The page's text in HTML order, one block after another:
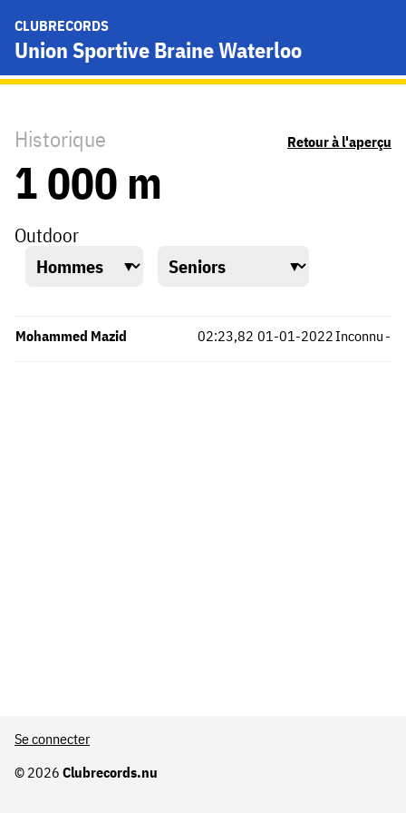
CLUBRECORDS
Union Sportive Braine Waterloo
Historique Retour à l'aperçu
1 000 m
Outdoor
Mohammed Mazid Inconnu
02:23,82 -
01-01-2022
© 2026 Clubrecords.nu
Se connecter